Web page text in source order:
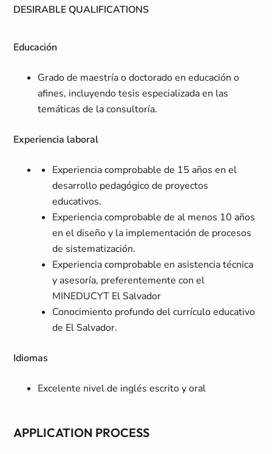
DESIRABLE QUALIFICATIONS
Educación
Grado de maestría o doctorado en educación o
afines, incluyendo tesis especializada en las
temáticas de la consultoría.
Experiencia laboral
Experiencia comprobable de 15 años en el
desarrollo pedagógico de proyectos
educativos.
Experiencia comprobable de al menos 10 años
en el diseño y la implementación de procesos
de sistematización.
Experiencia comprobable en asistencia técnica
y asesoría, preferentemente con el
MINEDUCYT El Salvador
Conocimiento profundo del currículo educativo
de El Salvador.
Idiomas
Excelente nivel de inglés escrito y oral
APPLICATION PROCESS